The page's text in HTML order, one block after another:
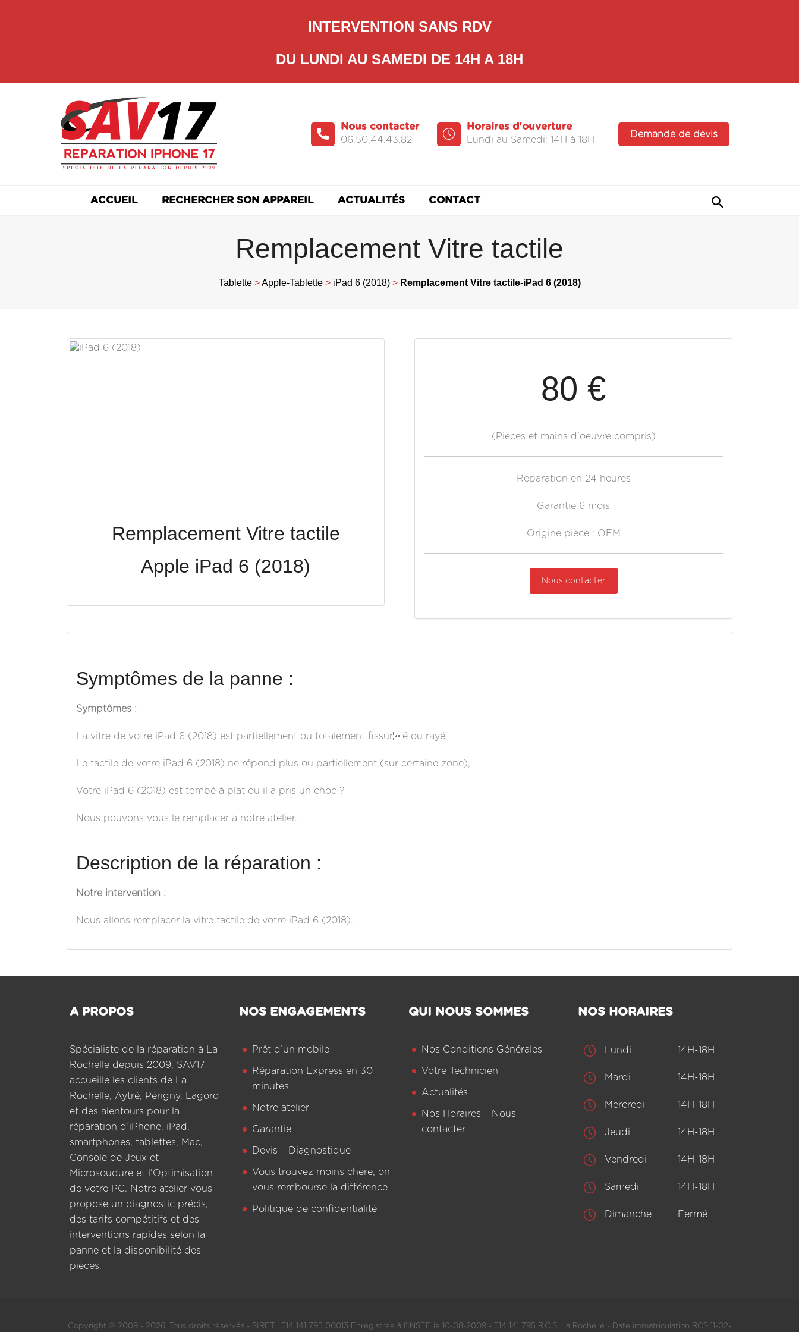
INTERVENTION SANS RDV
DU LUNDI AU SAMEDI DE 14H A 18H
Demande de devis
Horaires d'ouverture
Lundi au Samedi: 14H à 18H
Nous contacter
06.50.44.43.82
ACCUEIL RECHERCHER SON APPAREIL ACTUALITÉS CONTACT
Remplacement Vitre tactile
Tablette>Apple-Tablette> iPad 6 (2018)> Remplacement Vitre tactile-iPad 6 (2018)
Remplacement Vitre tactile
Apple iPad 6 (2018)
80 €
(Pièces et mains d'oeuvre compris)
Réparation en 24 heures
Garantie 6 mois
Origine pièce : OEM
Nous contacter
Symptômes de la panne :
Symptômes :
La vitre de votre iPad 6 (2018) est partiellement ou totalement fissuré ou rayé,
Le tactile de votre iPad 6 (2018) ne répond plus ou partiellement (sur certaine zone),
Votre iPad 6 (2018) est tombé à plat ou il a pris un choc ?
Nous pouvons vous le remplacer à notre atelier.
Description de la réparation :
Notre intervention :
Nous allons remplacer la vitre tactile de votre iPad 6 (2018).
A PROPOS
Spécialiste de la réparation à La
Rochelle depuis 2009, SAV17
accueille les clients de La
Rochelle, Aytré, Périgny, Lagord
et des alentours pour la
réparation d’iPhone, iPad,
smartphones, tablettes, Mac,
Console de Jeux et
Microsoudure et l’Optimisation
de votre PC. Notre atelier vous
propose un diagnostic précis,
des tarifs compétitifs et des
interventions rapides selon la
panne et la disponibilité des
pièces.
NOS ENGAGEMENTS
Prêt d’un mobile
Réparation Express en 30
minutes
Notre atelier
Garantie
Devis – Diagnostique
Vous trouvez moins chère, on
vous rembourse la différence
Politique de confidentialité
QUI NOUS SOMMES
Nos Conditions Générales
Votre Technicien
Actualités
Nos Horaires – Nous
contacter
NOS HORAIRES
Lundi 14H-18H
Mardi 14H-18H
Mercredi 14H-18H
Jeudi 14H-18H
Vendredi 14H-18H
Samedi 14H-18H
Dimanche Fermé
Copyright © 2009 - 2026. Tous droits réservés - SIRET : 514 141 795 00013 Enregistrée à l'INSEE le 10-08-2009 - 514 141 795 R.C.S. La Rochelle - Date immatriculation RCS 11-02-